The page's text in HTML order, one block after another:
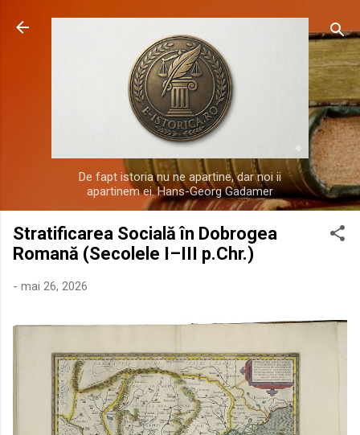
Treceți la conținutul principal
De fapt istoria nu ne apartine, dar noi ii
apartinem ei. Hans-Georg Gadamer
Stratificarea Socială în Dobrogea
Romană (Secolele I–III p.Chr.)
- mai 26, 2026